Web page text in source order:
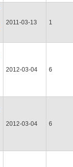
2011-03-13 1
2012-03-04 6
2012-03-04 6